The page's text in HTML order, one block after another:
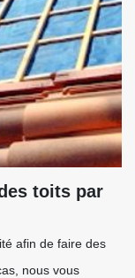
toits par
afin de faire des
nous vous